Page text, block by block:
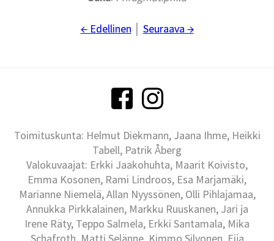
← Edellinen Seuraava →
Toimituskunta: Helmut Diekmann, Jaana Ihme, Heikki
Tabell, Patrik Åberg
Valokuvaajat: Erkki Jaakohuhta, Maarit Koivisto,
Emma Kosonen, Rami Lindroos, Esa Marjamäki,
Marianne Niemelä, Allan Nyyssönen, Olli Pihlajamaa,
Annukka Pirkkalainen, Markku Ruuskanen, Jari ja
Irene Räty, Teppo Salmela, Erkki Santamala, Mika